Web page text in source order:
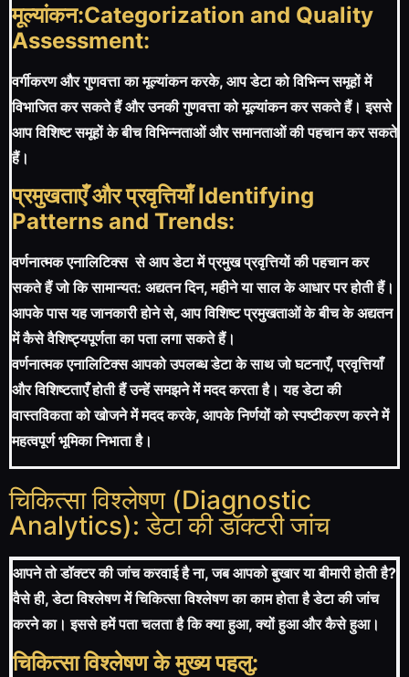
मूल्यांकन:Categorization and Quality
Assessment:
वर्गीकरण और गुणवत्ता का मूल्यांकन करके, आप डेटा को विभिन्न समूहों में
विभाजित कर सकते हैं और उनकी गुणवत्ता को मूल्यांकन कर सकते हैं। इससे
आप विशिष्ट समूहों के बीच विभिन्नताओं और समानताओं की पहचान कर सकते
हैं।
प्रमुखताएँ और प्रवृत्तियाँ Identifying
Patterns and Trends:
वर्णनात्मक एनालिटिक्स से आप डेटा में प्रमुख प्रवृत्तियों की पहचान कर
सकते हैं जो कि सामान्यत: अद्यतन दिन, महीने या साल के आधार पर होती हैं।
आपके पास यह जानकारी होने से, आप विशिष्ट प्रमुखताओं के बीच के अद्यतन
में कैसे वैशिष्ट्यपूर्णता का पता लगा सकते हैं।
वर्णनात्मक एनालिटिक्स आपको उपलब्ध डेटा के साथ जो घटनाएँ, प्रवृत्तियाँ
और विशिष्टताएँ होती हैं उन्हें समझने में मदद करता है। यह डेटा की
वास्तविकता को खोजने में मदद करके, आपके निर्णयों को स्पष्टीकरण करने में
महत्वपूर्ण भूमिका निभाता है।
चिकित्सा विश्लेषण (Diagnostic
Analytics): डेटा की डॉक्टरी जांच
आपने तो डॉक्टर की जांच करवाई है ना, जब आपको बुखार या बीमारी होती है?
वैसे ही, डेटा विश्लेषण में चिकित्सा विश्लेषण का काम होता है डेटा की जांच
करने का। इससे हमें पता चलता है कि क्या हुआ, क्यों हुआ और कैसे हुआ।
चिकित्सा विश्लेषण के मुख्य पहलु: